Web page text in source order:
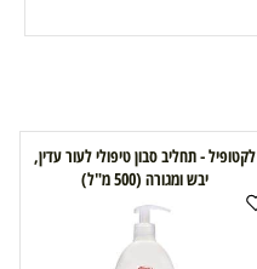
לקטופיל - תחליב סבון טיפולי לעור עדין,
יבש ומגורה (500 מ"ל)